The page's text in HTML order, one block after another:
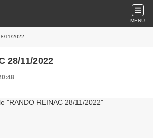
MENU
11/2022
28/11/2022